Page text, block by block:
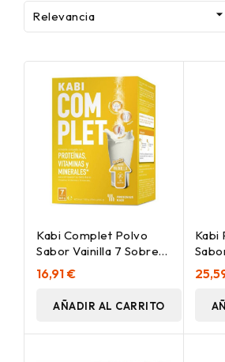
Relevancia 
Kabi Complet Polvo
Sabor Vainilla 7 Sobres
62G
16,91 €
AÑADIR AL CARRITO
Kabi